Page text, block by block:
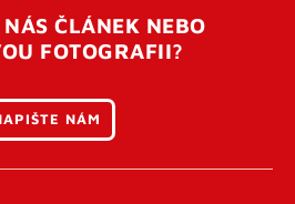
ČLÁNEK NEBO
FOTOGRAFII?
NÁM